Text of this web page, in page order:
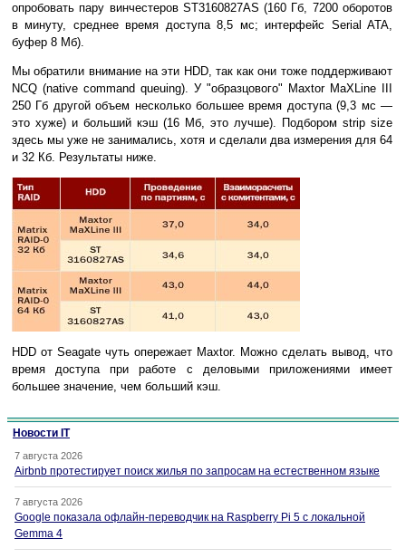
опробовать пару винчестеров ST3160827AS (160 Гб, 7200 оборотов
в минуту, среднее время доступа 8,5 мс; интерфейс Serial ATA,
буфер 8 Мб).
Мы обратили внимание на эти HDD, так как они тоже поддерживают
NCQ (native command queuing). У "образцового" Maxtor MaXLine III
250 Гб другой объем несколько большее время доступа (9,3 мс —
это хуже) и больший кэш (16 Мб, это лучше). Подбором strip size
здесь мы уже не занимались, хотя и сделали два измерения для 64
и 32 Кб. Результаты ниже.
HDD от Seagate чуть опережает Maxtor. Можно сделать вывод, что
время доступа при работе с деловыми приложениями имеет
большее значение, чем больший кэш.
Новости IT
7 августа 2026
Airbnb протестирует поиск жилья по запросам на естественном языке
7 августа 2026
Google показала офлайн-переводчик на Raspberry Pi 5 с локальной
Gemma 4